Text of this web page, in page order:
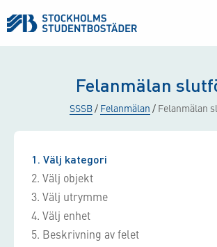
Felanmälan
SSSB/ Felanmälan / Felanmälan
1 Välj kategori
2 Välj objekt
3 Välj utrymme
4 Välj enhet
5 Beskrivning av felet